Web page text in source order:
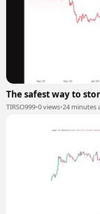
The safest way to
TIRSO999•0 views•24 minutes